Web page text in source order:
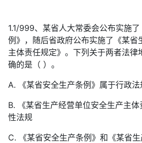
1.1/999、某省人大常委会公布实施
例》，随后省政府公布实施了《某省
主体责任规定》。下列关于两者法律
确的是（ ）。
A. 《某省安全生产条例》属于行政法
B. 《某省生产经营单位安全生产主
性法规
C. 《某省安全生产条例》和《某省